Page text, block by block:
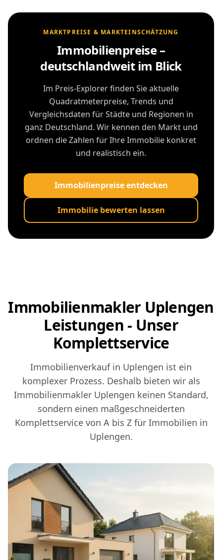
MARKTPREISE & MARKTEINSCHÄTZUNG
Immobilienpreise –
deutschlandweit im Blick
Im Preis-Explorer finden Sie aktuelle
Quadratmeterpreise, Trends und
Vergleichsdaten für Städte und Regionen in
ganz Deutschland. Wir kennen den Markt und
ordnen die Zahlen für Ihre Immobilie konkret
und realistisch ein.
Immobilienpreise entdecken
Immobilie bewerten lassen
Immobilienmakler Uplengen
Leistungen - Unser
Komplettservice
Immobilienverkauf in Uplengen ist ein
komplexer Prozess. Deshalb bieten wir als
Immobilienmakler Uplengen keinen Standard,
sondern einen maßgeschneiderten
Komplettservice von A bis Z für Immobilien in
Uplengen.